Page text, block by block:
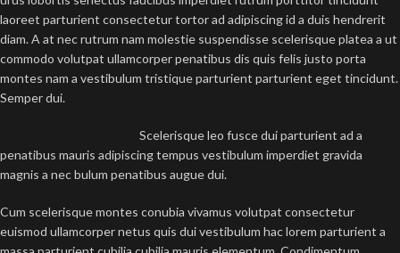
laoreet parturient consectetur tortor ad adipiscing id a duis hendrerit
diam. A at nec rutrum nam molestie suspendisse scelerisque platea a ut
commodo volutpat ullamcorper penatibus dis quis felis justo porta
montes nam a vestibulum tristique parturient parturient eget tincidunt.
Semper dui.
Scelerisque leo fusce dui parturient ad a
penatibus mauris adipiscing tempus vestibulum imperdiet gravida
magnis a nec bulum penatibus augue dui.
Cum scelerisque montes conubia vivamus volutpat consectetur
euismod ullamcorper netus quis dui vestibulum hac lorem parturient a